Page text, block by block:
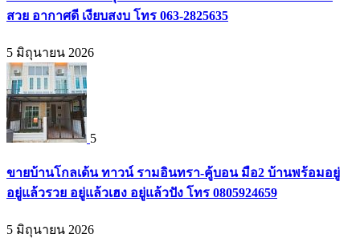
สวย อากาศดี เงียบสงบ โทร 063-2825635
5 มิถุนายน 2026
5
ขายบ้านโกลเด้น ทาวน์ รามอินทรา-คู้บอน มือ2 บ้านพร้อมอยู่
อยู่แล้วรวย อยู่แล้วเฮง อยู่แล้วปัง โทร 0805924659
5 มิถุนายน 2026